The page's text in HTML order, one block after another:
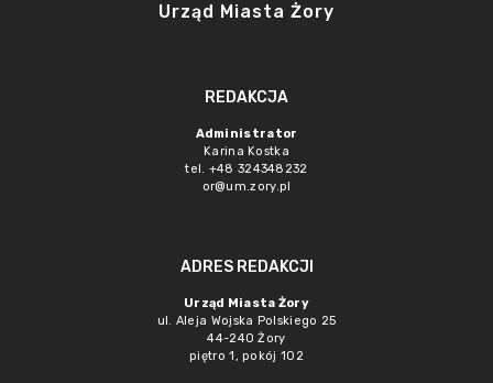
Urząd Miasta Żory
REDAKCJA
Administrator
Karina Kostka
tel. +48 324348232
or@um.zory.pl
ADRES REDAKCJI
Urząd Miasta Żory
ul. Aleja Wojska Polskiego 25
44-240 Żory
piętro 1, pokój 102